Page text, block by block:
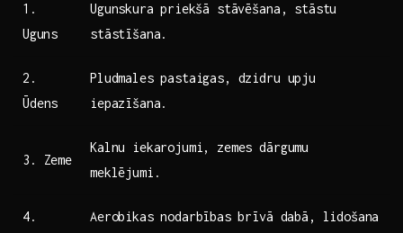
1.
⁣Uguns
Ugunskura⁣ priekšā stāvēšana, stāstu
stāstīšana.
2.
Ūdens
Pludmales pastaigas, dzidru upju
iepazīšana.
3. Zeme
Kalnu iekarojumi, zemes dārgumu
meklējumi.
4.
Aerobikas‌ nodarbības ⁢brīvā dabā, lidošana